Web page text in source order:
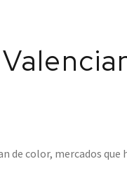
de color, mercados